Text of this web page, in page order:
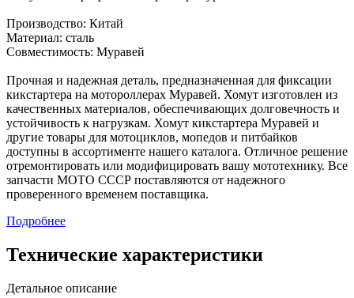
Производство: Китай
Материал: сталь
Совместимость: Муравей
Прочная и надежная деталь, предназначенная для фиксации
кикстартера на мотороллерах Муравей. Хомут изготовлен из
качественных материалов, обеспечивающих долговечность и
устойчивость к нагрузкам. Хомут кикстартера Муравей и
другие товары для мотоциклов, мопедов и питбайков
доступны в ассортименте нашего каталога. Отличное решение
отремонтировать или модифицировать вашу мототехнику. Все
запчасти МОТО СССР поставляются от надежного
проверенного временем поставщика.
Подробнее
Технические характеристики
Детальное описание